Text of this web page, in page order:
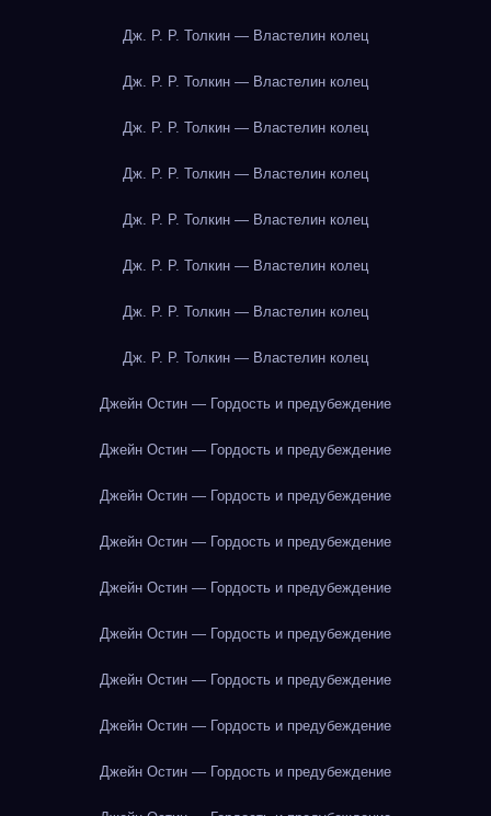
Дж. Р. Р. Толкин — Властелин колец
Дж. Р. Р. Толкин — Властелин колец
Дж. Р. Р. Толкин — Властелин колец
Дж. Р. Р. Толкин — Властелин колец
Дж. Р. Р. Толкин — Властелин колец
Дж. Р. Р. Толкин — Властелин колец
Дж. Р. Р. Толкин — Властелин колец
Дж. Р. Р. Толкин — Властелин колец
Джейн Остин — Гордость и предубеждение
Джейн Остин — Гордость и предубеждение
Джейн Остин — Гордость и предубеждение
Джейн Остин — Гордость и предубеждение
Джейн Остин — Гордость и предубеждение
Джейн Остин — Гордость и предубеждение
Джейн Остин — Гордость и предубеждение
Джейн Остин — Гордость и предубеждение
Джейн Остин — Гордость и предубеждение